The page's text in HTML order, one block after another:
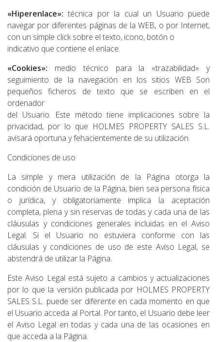
«Hiperenlace»: técnica por la cual un Usuario puede
navegar por diferentes páginas de la WEB, o por Internet,
con un simple click sobre el texto, icono, botón o
indicativo que contiene el enlace.
«Cookies»: medio técnico para la «trazabilidad» y
seguimiento de la navegación en los sitios WEB Son
pequeños ficheros de texto que se escriben en el
ordenador
del Usuario. Este método tiene implicaciones sobre la
privacidad, por lo que HOLMES PROPERTY SALES S.L.
avisará oportuna y fehacientemente de su utilización.
Condiciones de uso
La simple y mera utilización de la Página otorga la
condición de Usuario de la Página, bien sea persona física
o jurídica, y obligatoriamente implica la aceptación
completa, plena y sin reservas de todas y cada una de las
cláusulas y condiciones generales incluidas en el Aviso
Legal. Si el Usuario no estuviera conforme con las
cláusulas y condiciones de uso de este Aviso Legal, se
abstendrá de utilizar la Página.
Este Aviso Legal está sujeto a cambios y actualizaciones
por lo que la versión publicada por HOLMES PROPERTY
SALES S.L. puede ser diferente en cada momento en que
el Usuario acceda al Portal. Por tanto, el Usuario debe leer
el Aviso Legal en todas y cada una de las ocasiones en
que acceda a la Página.